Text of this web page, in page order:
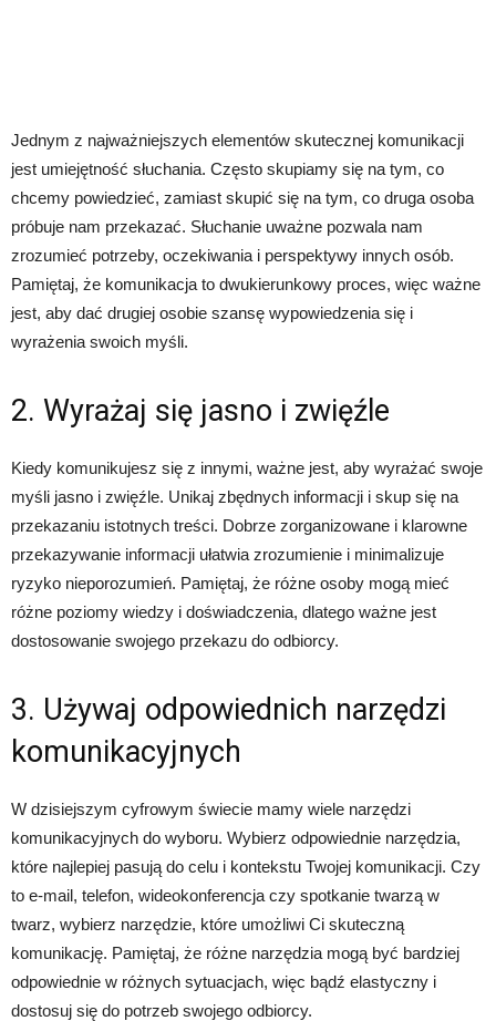
Jednym z najważniejszych elementów skutecznej komunikacji
jest umiejętność słuchania. Często skupiamy się na tym, co
chcemy powiedzieć, zamiast skupić się na tym, co druga osoba
próbuje nam przekazać. Słuchanie uważne pozwala nam
zrozumieć potrzeby, oczekiwania i perspektywy innych osób.
Pamiętaj, że komunikacja to dwukierunkowy proces, więc ważne
jest, aby dać drugiej osobie szansę wypowiedzenia się i
wyrażenia swoich myśli.
2. Wyrażaj się jasno i zwięźle
Kiedy komunikujesz się z innymi, ważne jest, aby wyrażać swoje
myśli jasno i zwięźle. Unikaj zbędnych informacji i skup się na
przekazaniu istotnych treści. Dobrze zorganizowane i klarowne
przekazywanie informacji ułatwia zrozumienie i minimalizuje
ryzyko nieporozumień. Pamiętaj, że różne osoby mogą mieć
różne poziomy wiedzy i doświadczenia, dlatego ważne jest
dostosowanie swojego przekazu do odbiorcy.
3. Używaj odpowiednich narzędzi
komunikacyjnych
W dzisiejszym cyfrowym świecie mamy wiele narzędzi
komunikacyjnych do wyboru. Wybierz odpowiednie narzędzia,
które najlepiej pasują do celu i kontekstu Twojej komunikacji. Czy
to e-mail, telefon, wideokonferencja czy spotkanie twarzą w
twarz, wybierz narzędzie, które umożliwi Ci skuteczną
komunikację. Pamiętaj, że różne narzędzia mogą być bardziej
odpowiednie w różnych sytuacjach, więc bądź elastyczny i
dostosuj się do potrzeb swojego odbiorcy.